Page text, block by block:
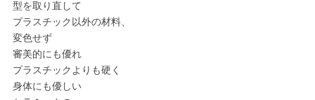
型を取り直して
プラスチック以外の材料、
変色せず
審美的にも優れ
プラスチックよりも硬く
身体にも優しい